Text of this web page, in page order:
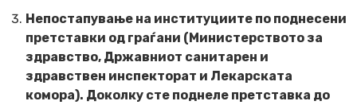
Непостапување на институциите по поднесени
претставки од граѓани (Министерството за
здравство, Државниот санитарен и
здравствен инспекторат и Лекарската
комора). Доколку сте поднеле претставка до